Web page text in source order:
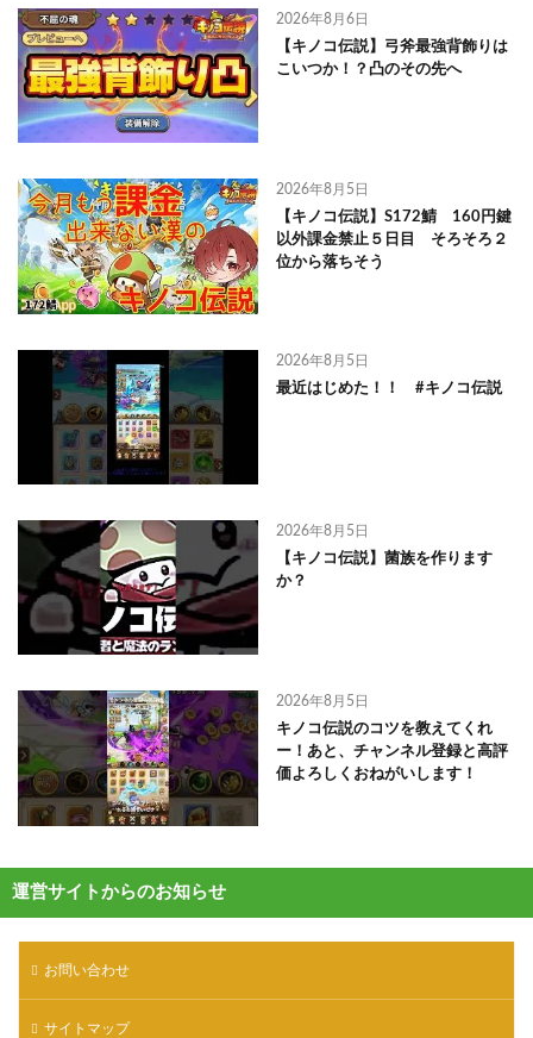
2026年8月6日
【キノコ伝説】弓斧最強背飾りは
こいつか！？凸のその先へ
2026年8月5日
【キノコ伝説】S172鯖 160円鍵
以外課金禁止５日目 そろそろ２
位から落ちそう
2026年8月5日
最近はじめた！！ #キノコ伝説
2026年8月5日
【キノコ伝説】菌族を作ります
か？
2026年8月5日
キノコ伝説のコツを教えてくれ
ー！あと、チャンネル登録と高評
価よろしくおねがいします！
運営サイトからのお知らせ
お問い合わせ
サイトマップ